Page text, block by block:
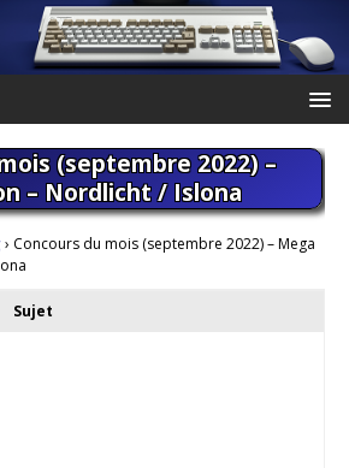
(septembre 2022) –
– Nordlicht / Islona
› Concours du mois (septembre 2022) – Mega
Sujet